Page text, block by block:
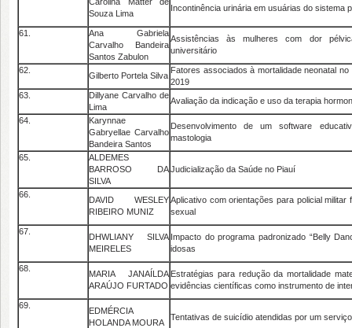
Souza Lima
Incontinência urinária em usuárias do sistema
61.
Ana Gabriela
Carvalho Bandeira
Santos Zabulon
Assistências às mulheres com dor
universitário
62.
Gilberto Portela Silva
Fatores associados à mortalidade neonatal
2019
63.
Dillyane Carvalho de
Lima
Avaliação da indicação e uso da terapia
64.
Karynnae
Gabryellae Carvalho
Bandeira Santos
Desenvolvimento de um software
mastologia
65.
ALDEMES
BARROSO DA
SILVA
Judicialização da Saúde no Piauí
66.
DAVID WESLEY
RIBEIRO MUNIZ
Aplicativo com orientações para policial militar
sexual
67.
DHWLIANY SILVA
MEIRELES
Impacto do programa padronizado “Belly
idosas
68.
MARIA JANAÍLDA
ARAÚJO FURTADO
Estratégias para redução da mortalidade
evidências científicas como instrumento de
69.
EDMÉRCIA
HOLANDA MOURA
Tentativas de suicídio atendidas por um